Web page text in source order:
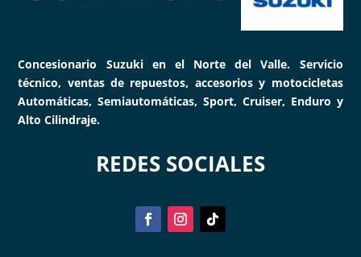
Concesionario Suzuki en el Norte del Valle. Servicio
técnico, ventas de repuestos, accesorios y motocicletas
Automáticas, Semiautomáticas, Sport, Cruiser, Enduro y
Alto Cilindraje.
REDES SOCIALES